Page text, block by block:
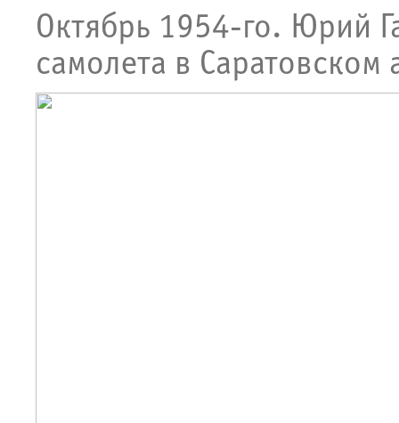
Октябрь 1954-го. Юрий
самолета в Саратовском